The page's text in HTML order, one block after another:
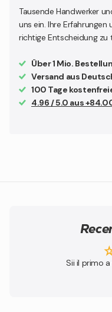
Tausende Handwerker
uns ein. Ihre
richtige Entscheidung zu
Über 1 Mio.
Versand aus
100 Tage
4.96 / 5.0 aus
Sii il primo